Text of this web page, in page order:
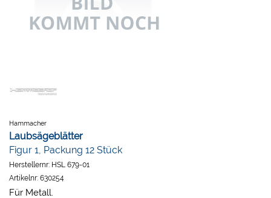
Hammacher
Laubsägeblätter
Figur 1, Packung 12 Stück
Herstellernr: HSL 679-01
Artikelnr: 630254
Für Metall.